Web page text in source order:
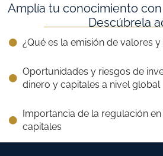
Amplía tu conocimiento
Descúbrela
¿Qué es la emisión de valores
Oportunidades y riesgos de
dinero y capitales a nivel global
Importancia de la regulación
capitales